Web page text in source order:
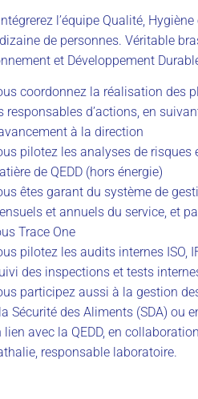
l’équipe Qualité,
de personnes. Véritable
et Développement
coordonnez la réalisation des
responsables d’actions, en
à la direction
pilotez les analyses de risques
de QEDD (hors énergie)
êtes garant du système de
et annuels du service, et
Trace One
pilotez les audits internes ISO,
des inspections et tests
participez aussi à la gestion
Sécurité des Aliments (SDA) ou
lien avec la QEDD, en
responsable laboratoire.